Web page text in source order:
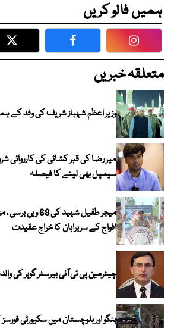
ہمیں فالو کریں
Twitter Facebook
متعلقہ خبریں
وزیر اعظم شہباز شریف کی وفد کے
میر رضا کی قبر کشائی کی کارروائی
سیمپل بھی لینے کا فیصلہ
میجر طفیل شہید کی
افواج کے سربراہان کا خراج عقیدت
چیئرمین پی ٹی آئی بیرسٹر گوہر کی
ہنگو اور بلوچستان میں سکیورٹی فورسز